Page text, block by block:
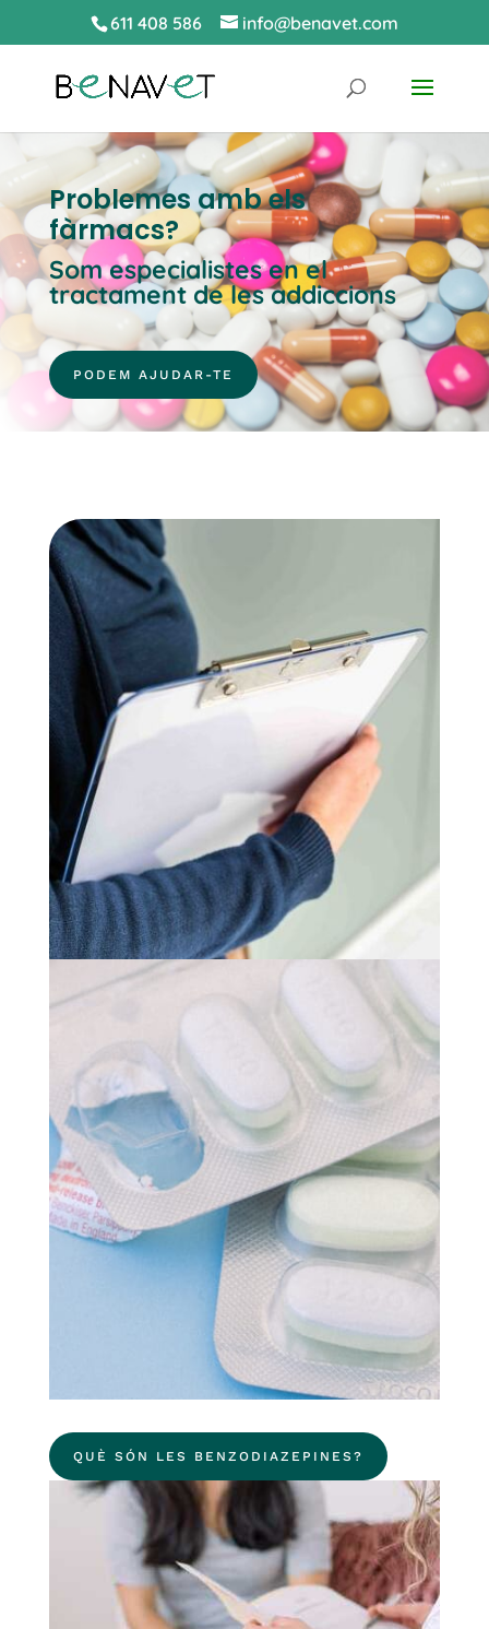
611 408 586 info@benavet.com
Problemes amb els
fàrmacs?
Som especialistes en el
tractament de les addiccions
PODEM AJUDAR-TE
QUÈ SÓN LES BENZODIAZEPINES?